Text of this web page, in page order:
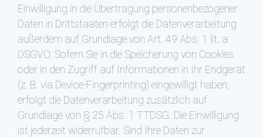
Einwilligung in die Übertragung personenbezogener
Daten in Drittstaaten erfolgt die Datenverarbeitung
außerdem auf Grundlage von Art. 49 Abs. 1 lit. a
DSGVO. Sofern Sie in die Speicherung von Cookies
oder in den Zugriff auf Informationen in Ihr Endgerät
(z. B. via Device-Fingerprinting) eingewilligt haben,
erfolgt die Datenverarbeitung zusätzlich auf
Grundlage von § 25 Abs. 1 TTDSG. Die Einwilligung
ist jederzeit widerrufbar. Sind Ihre Daten zur